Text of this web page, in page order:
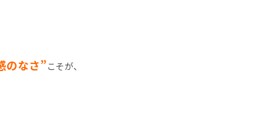
のなさ”こそが、